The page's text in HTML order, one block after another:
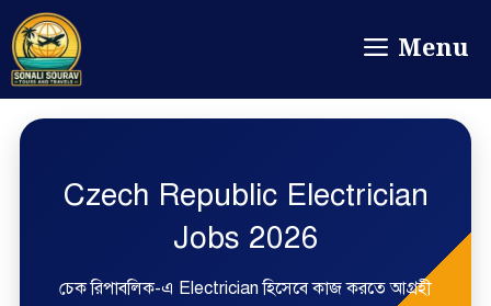
Menu
Czech Republic Electrician
Jobs 2026
চেক রিপাবলিক-এ Electrician হিসেবে কাজ করতে আগ্রহী